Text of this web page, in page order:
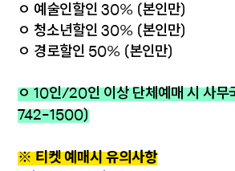
ㅇ 예술인할인 30% (본인만)
ㅇ 청소년할인 30% (본인만)
ㅇ 경로할인 50% (본인만)
ㅇ 10인/20인 이상 단체예매 시 사
742-1500)
※ 티켓 예매시 유의사항